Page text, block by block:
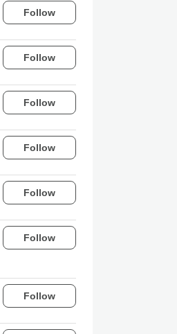
Follow
Follow
Follow
Follow
Follow
Follow
Follow